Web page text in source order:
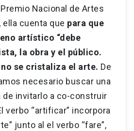
Premio Nacional de Artes
cuenta que para que
artístico “debe
la obra y el público.
se cristaliza el arte. De
necesario buscar una
de invitarlo a co-construir
verbo “artificar” incorpora
junto al el verbo “fare”,